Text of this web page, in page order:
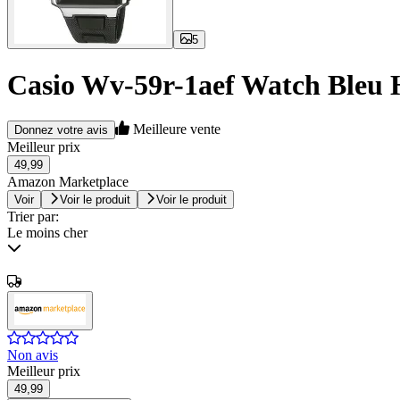
5
Casio Wv-59r-1aef Watch Bleu
Donnez votre avis
Meilleure vente
Meilleur prix
49,99
Amazon Marketplace
Voir Voir le produit Voir le produit
Trier par:
Le moins cher
Non avis
Meilleur prix
49,99